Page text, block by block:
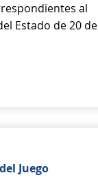
al
Estado de 20 de
Juego